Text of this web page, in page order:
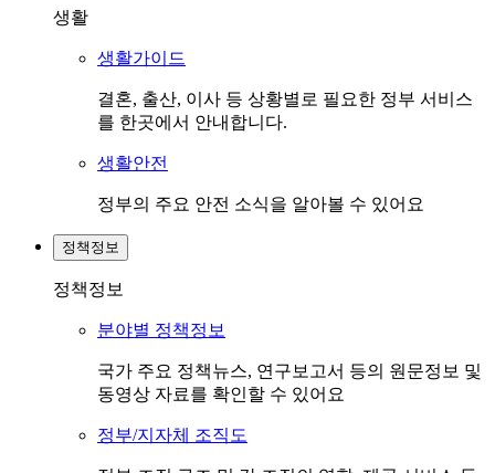
생활
생활가이드
결혼, 출산, 이사 등 상황별로 필요한 정부 서비스
를 한곳에서 안내합니다.
생활안전
정부의 주요 안전 소식을 알아볼 수 있어요
정책정보
정책정보
분야별 정책정보
국가 주요 정책뉴스, 연구보고서 등의 원문정보 및
동영상 자료를 확인할 수 있어요
정부/지자체 조직도